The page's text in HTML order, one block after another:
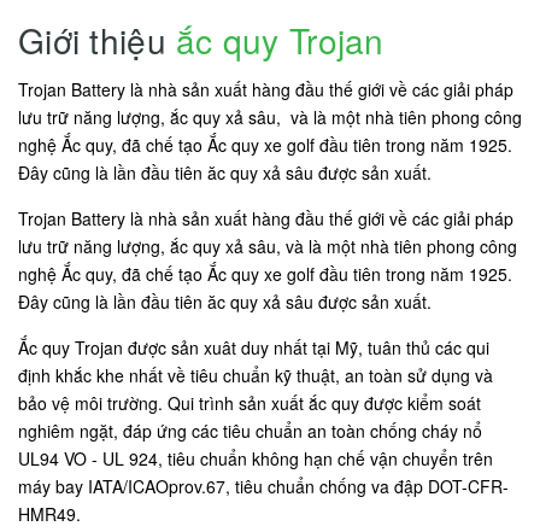
Giới thiệu ắc quy Trojan
Trojan Battery là nhà sản xuất hàng đầu thế giới về các giải pháp
lưu trữ năng lượng, ắc quy xả sâu, và là một nhà tiên phong công
nghệ Ắc quy, đã chế tạo Ắc quy xe golf đầu tiên trong năm 1925.
Đây cũng là lần đầu tiên ăc quy xả sâu được sản xuất.
Trojan Battery là nhà sản xuất hàng đầu thế giới về các giải pháp
lưu trữ năng lượng, ắc quy xả sâu, và là một nhà tiên phong công
nghệ Ắc quy, đã chế tạo Ắc quy xe golf đầu tiên trong năm 1925.
Đây cũng là lần đầu tiên ăc quy xả sâu được sản xuất.
Ắc quy Trojan được sản xuât duy nhất tại Mỹ, tuân thủ các qui
định khắc khe nhất về tiêu chuẩn kỹ thuật, an toàn sử dụng và
bảo vệ môi trường. Qui trình sản xuất ắc quy được kiểm soát
nghiêm ngặt, đáp ứng các tiêu chuẩn an toàn chống cháy nổ
UL94 VO - UL 924, tiêu chuẩn không hạn chế vận chuyển trên
máy bay IATA/ICAOprov.67, tiêu chuẩn chống va đập DOT-CFR-
HMR49.